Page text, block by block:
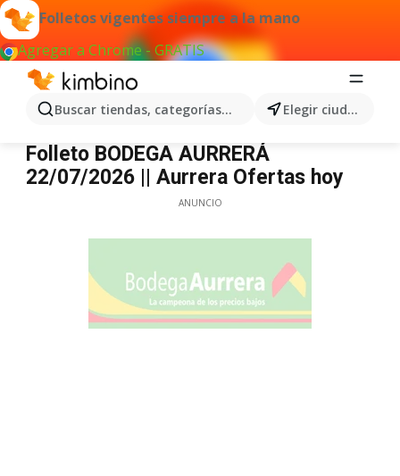
Folletos vigentes siempre a la mano
Agregar a Chrome - GRATIS
Buscar tiendas, categorías, productos... Elegir ciudad
Bodega Aurrerá
Folleto BODEGA AURRERÁ
22/07/2026 || Aurrera Ofertas hoy
ANUNCIO